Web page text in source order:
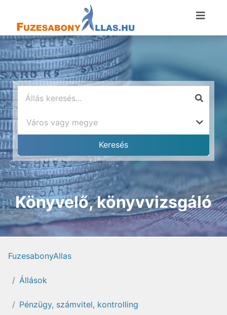
Könyvelő, könyvvizsgáló
FuzesabonyAllas
Állások
Pénzügy, számvitel, kontrolling